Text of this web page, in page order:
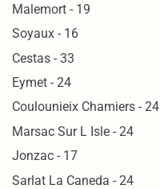
Malemort - 19
Soyaux - 16
Cestas - 33
Eymet - 24
Coulounieix Chamiers - 24
Marsac Sur L Isle - 24
Jonzac - 17
Sarlat La Caneda - 24